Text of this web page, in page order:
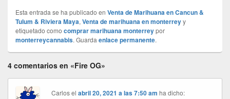
Esta entrada se ha publicado en Venta de Marihuana en Cancun &
Tulum & Riviera Maya, Venta de marihuana en monterreyy
etiquetado como comprar marihuana monterreypor
monterreycannabis. Guarda enlace permanente.
4 comentarios en «Fire OG»
Carloselabril 20, 2021 a las 7:50 am ha dicho: